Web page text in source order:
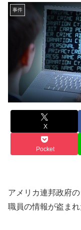
事件
X
Pocket
アメリカ連邦政府
職員の情報が盗ま